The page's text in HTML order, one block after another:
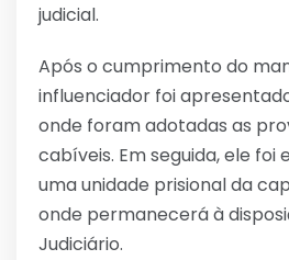
judicial.
Após o cumprimento do
influenciador foi
onde foram adotadas as
cabíveis. Em seguida, ele
uma unidade prisional da
onde permanecerá à
Judiciário.